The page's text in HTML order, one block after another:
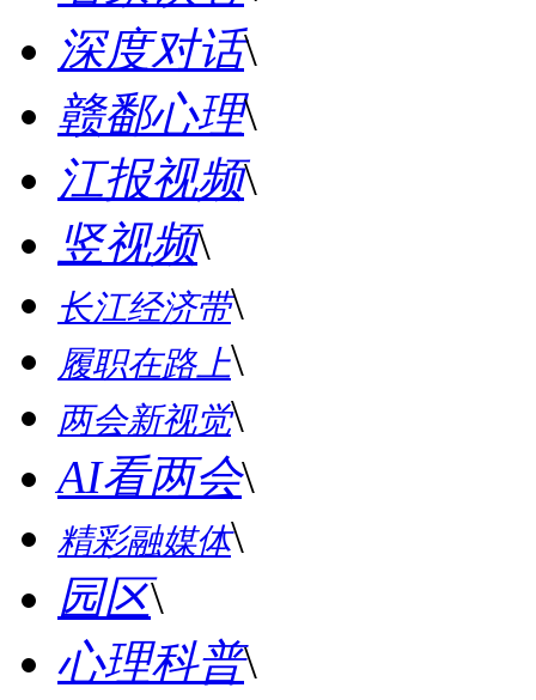
深度对话\
赣鄱心理\
江报视频\
竖视频\
长江经济带\
履职在路上\
两会新视觉\
AI看两会\
精彩融媒体\
园区\
心理科普\